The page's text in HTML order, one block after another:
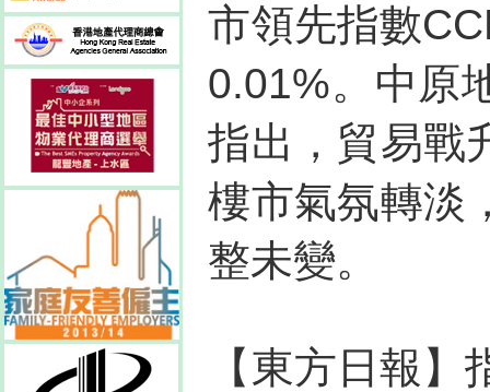
市領先指數
0.01%。中原
指出，貿易戰
樓市氣氛轉淡
整未變。
【東方日報